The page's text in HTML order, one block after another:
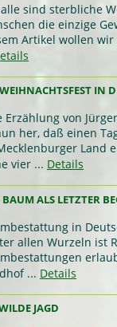
sind sterbliche
die einzige
Artikel wollen
IN
Erzählung von
her, daß einen
Land
vier ... Details
BAUM ALS LETZTER
in
allen Wurzeln ist
... Details
JAGD